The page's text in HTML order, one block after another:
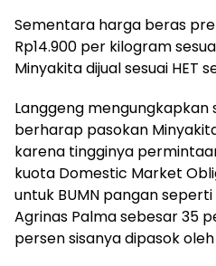
Sementara harga beras
Rp14.900 per kilogram
Minyakita dijual sesuai HET
Langgeng mengungkapkan
berharap pasokan
karena tingginya
kuota Domestic Market
untuk BUMN pangan seperti
Agrinas Palma sebesar 35
persen sisanya dipasok